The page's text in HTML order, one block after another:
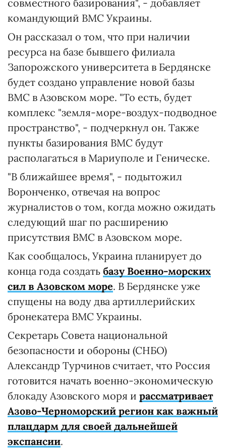
совместного базирования", - добавляет
командующий ВМС Украины.
Он рассказал о том, что при наличии
ресурса на базе бывшего филиала
Запорожского университета в Бердянске
будет создано управление новой базы
ВМС в Азовском море. "То есть, будет
комплекс "земля-море-воздух-подводное
пространство", - подчеркнул он. Также
пункты базирования ВМС будут
располагаться в Мариуполе и Геническе.
"В ближайшее время", - подытожил
Воронченко, отвечая на вопрос
журналистов о том, когда можно ожидать
следующий шаг по расширению
присутствия ВМС в Азовском море.
Как сообщалось, Украина планирует до
конца года создать базу Военно-морских
сил в Азовском море. В Бердянске уже
спущены на воду два артиллерийских
бронекатера ВМС Украины.
Секретарь Совета национальной
безопасности и обороны (СНБО)
Александр Турчинов считает, что Россия
готовится начать военно-экономическую
блокаду Азовского моря и рассматривает
Азово-Черноморский регион как важный
плацдарм для своей дальнейшей
экспансии.